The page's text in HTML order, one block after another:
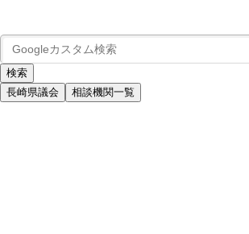
長崎県議会 相談機関一覧